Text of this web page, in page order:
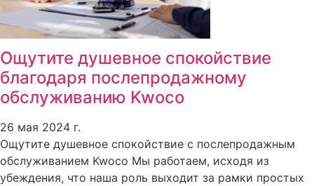
Ощутите душевное спокойствие
благодаря послепродажному
обслуживанию Kwoco
26 мая 2024 г.
Ощутите душевное спокойствие с послепродажным
обслуживанием Kwoco Мы работаем, исходя из
убеждения, что наша роль выходит за рамки простых